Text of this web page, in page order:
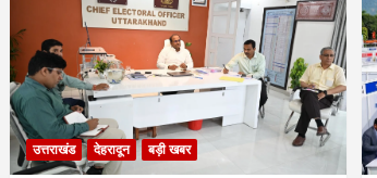
उत्तराखंड देहरादून बड़ी खबर